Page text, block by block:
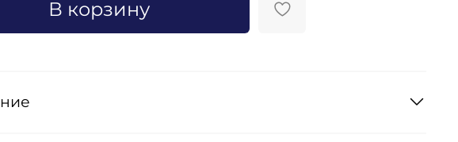
В корзину